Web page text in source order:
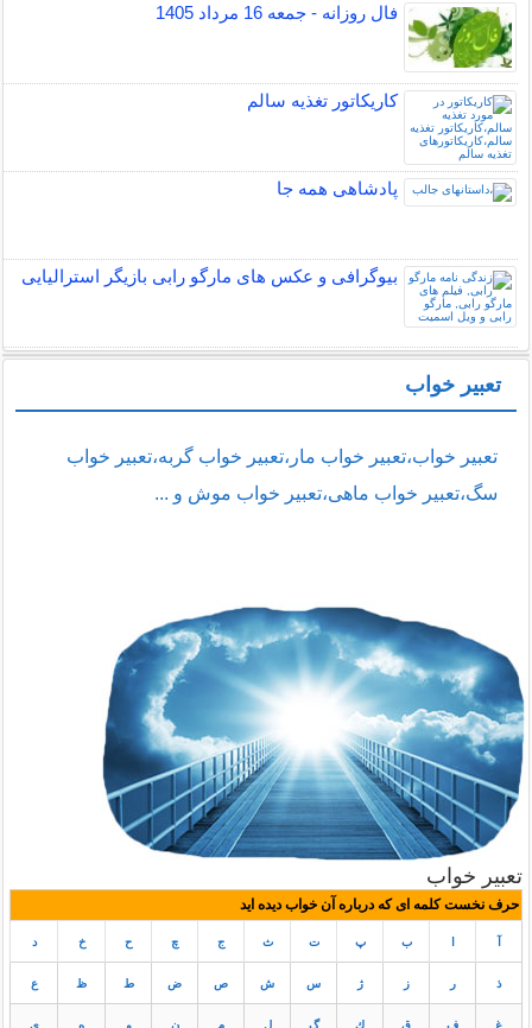
فال روزانه - جمعه 16 مرداد 1405
کاریکاتور تغذیه سالم
پادشاهی همه جا
بیوگرافی و عکس های مارگو رابی بازیگر استرالیایی
تعبیر خواب
تعبیر خواب،تعبیر خواب مار،تعبیر خواب گربه،تعبیر خواب
سگ،تعبیر خواب ماهی،تعبیر خواب موش و ...
تعبیر خواب
حرف نخست کلمه ای که درباره آن خواب دیده اید
ب پ ت ث ج چ ح خ د
ذ ر ز ژ س ش ص ض ط ظ ع
غ ف ق ك گ ل م ن و ه ي